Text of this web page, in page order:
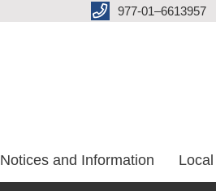
977-01–6613957
Notices and Information